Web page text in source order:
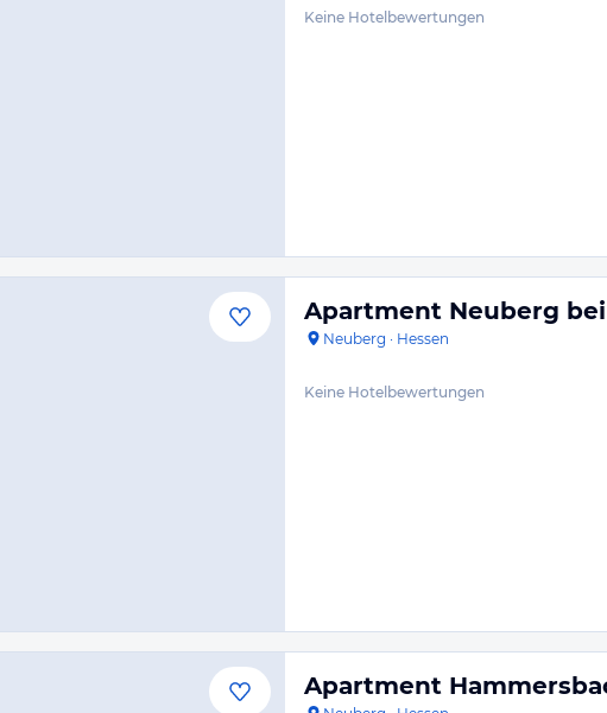
Keine Hotelbewertungen
Apartment Neuberg
Neuberg · Hessen
Keine Hotelbewertungen
Apartment